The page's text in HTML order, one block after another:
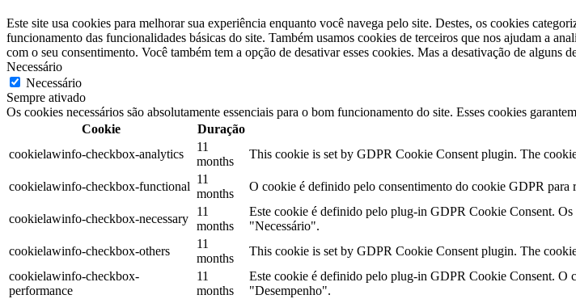
Este site usa cookies para melhorar sua experiência enquanto você navega pelo site. Destes, os cookies
funcionamento das funcionalidades básicas do site. Também usamos cookies de terceiros que nos ajudam a
com o seu consentimento. Você também tem a opção de desativar esses cookies. Mas a desativação de alguns
Necessário
Necessário
Sempre ativado
Os cookies necessários são absolutamente essenciais para o bom funcionamento do site. Esses cookies
Cookie
Duração
cookielawinfo-checkbox-analytics
11
months
This cookie is set by GDPR Cookie Consent plugin. The
cookielawinfo-checkbox-functional
11
months
O cookie é definido pelo consentimento do cookie GDPR
cookielawinfo-checkbox-necessary
11
months
Este cookie é definido pelo plug-in GDPR Cookie Consent. Os
"Necessário".
cookielawinfo-checkbox-others
11
months
This cookie is set by GDPR Cookie Consent plugin. The
cookielawinfo-checkbox-
performance
11
months
Este cookie é definido pelo plug-in GDPR Cookie Consent. O
"Desempenho".